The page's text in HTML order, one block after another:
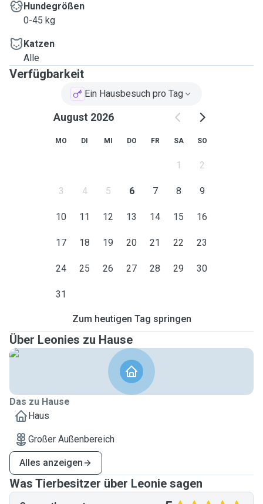
Hundegrößen
0-45 kg
Katzen
Alle
Verfügbarkeit
Ein Hausbesuch pro Tag
August 2026
MO DI MI DO FR SA SO
1 2
3 4 5 6 7 8 9
10 11 12 13 14 15 16
17 18 19 20 21 22 23
24 25 26 27 28 29 30
31
Zum heutigen Tag springen
Über Leonies zu Hause
Das zu Hause
Haus
Großer Außenbereich
Alles anzeigen
Was Tierbesitzer über Leonie sagen